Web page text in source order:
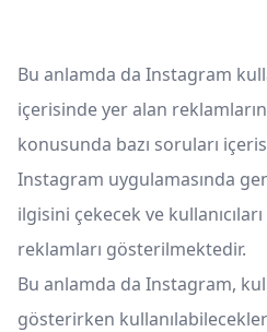
Bu anlamda da Instagram
içerisinde yer alan
konusunda bazı soruları
Instagram uygulamasında
ilgisini çekecek ve
reklamları gösterilmektedir.
Bu anlamda da Instagram,
gösterirken